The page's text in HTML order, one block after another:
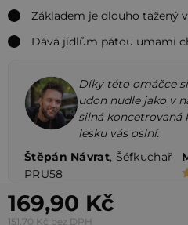
Základem je dlouho tažený
Dává jídlům pátou umami
Díky této omáčce
udon nudle jako v
silná koncetrovaná
lesku vás oslní.
Štěpán Návrat, Šéfkuchař
PRU58
169,90 Kč
151,70 Kč bez DPH